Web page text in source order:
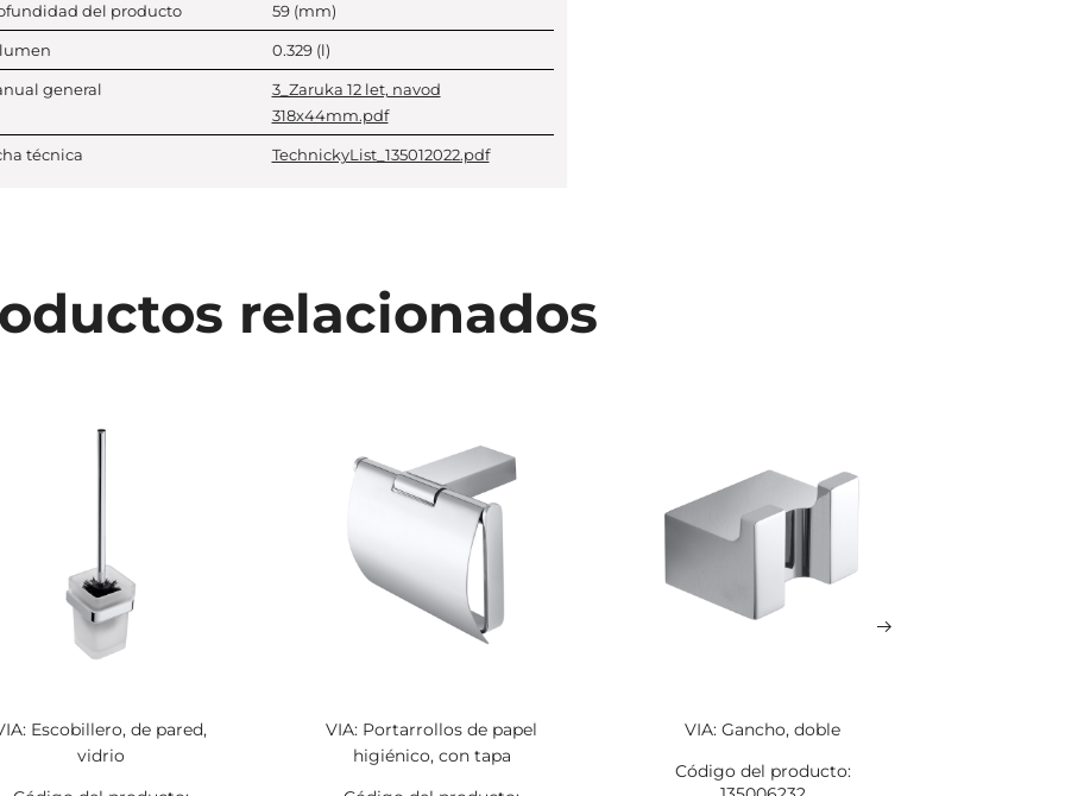
del producto 59 (mm)
0.329 (l)
general
3_Zaruka 12 let, navod
318x44mm.pdf
técnica TechnickyList_135012022.pdf
relacionados
Escobillero, de pared,
vidrio
VIA: Portarrollos de papel
higiénico, con tapa
VIA: Gancho, doble
Código del producto: